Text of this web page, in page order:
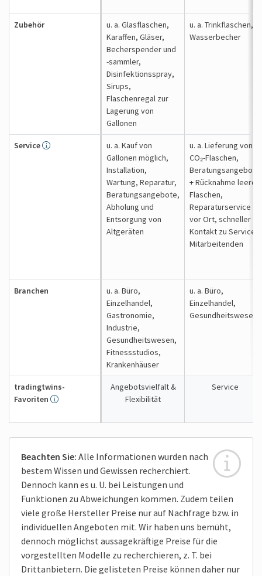
Zubehör
u. a. Glasflaschen,
Karaffen, Gläser,
Becherspender und
-sammler,
Disinfektionsspray,
Sirups,
Flaschenregal zur
Lagerung von
Gallonen
u. a. Trinkflaschen,
Wasserbecher
Service
u. a. Kauf von
Gallonen möglich,
Installation,
Wartung, Reparatur,
Beratungsangebote,
Abholung und
Entsorgung von
Altgeräten
u. a. Lieferung von
CO₂-Flaschen,
Beratungsangebote
+ Rücknahme leerer
Flaschen,
Reparaturservice
vor Ort, schneller
Kontakt zu Service-
Mitarbeitenden
Branchen
u. a. Büro,
Einzelhandel,
Gastronomie,
Industrie,
Gesundheitswesen,
Fitnessstudios,
Krankenhäuser
u. a. Büro,
Einzelhandel,
Gesundheitswesen
tradingtwins-
Favoriten
Angebotsvielfalt &
Flexibilität
Service
Beachten Sie: Alle Informationen wurden nach
bestem Wissen und Gewissen recherchiert.
Dennoch kann es u. U. bei Leistungen und
Funktionen zu Abweichungen kommen. Zudem teilen
viele große Hersteller Preise nur auf Nachfrage bzw. in
individuellen Angeboten mit. Wir haben uns bemüht,
dennoch möglichst aussagekräftige Preise für die
vorgestellten Modelle zu recherchieren, z. T. bei
Drittanbietern. Die gelisteten Preise können daher nur